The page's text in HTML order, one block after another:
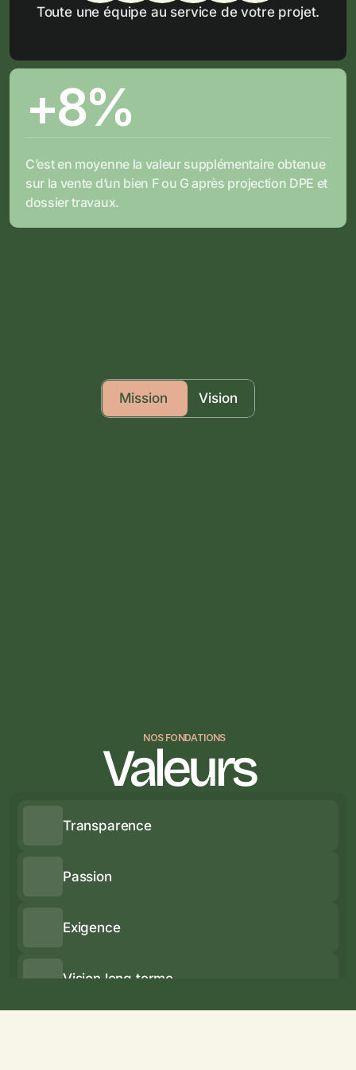
Toute une équipe au service de votre projet.
+8%
C’est en moyenne la valeur supplémentaire obtenue
sur la vente d’un bien F ou G après projection DPE et
dossier travaux.
Mission Vision
NOS FONDATIONS
Valeurs
Transparence
Passion
Exigence
Vision long terme